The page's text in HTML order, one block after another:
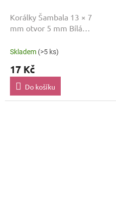
Korálky Šambala 13 × 7
mm otvor 5 mm Bílá
Skladem (>5 ks)
17 Kč
Do košíku